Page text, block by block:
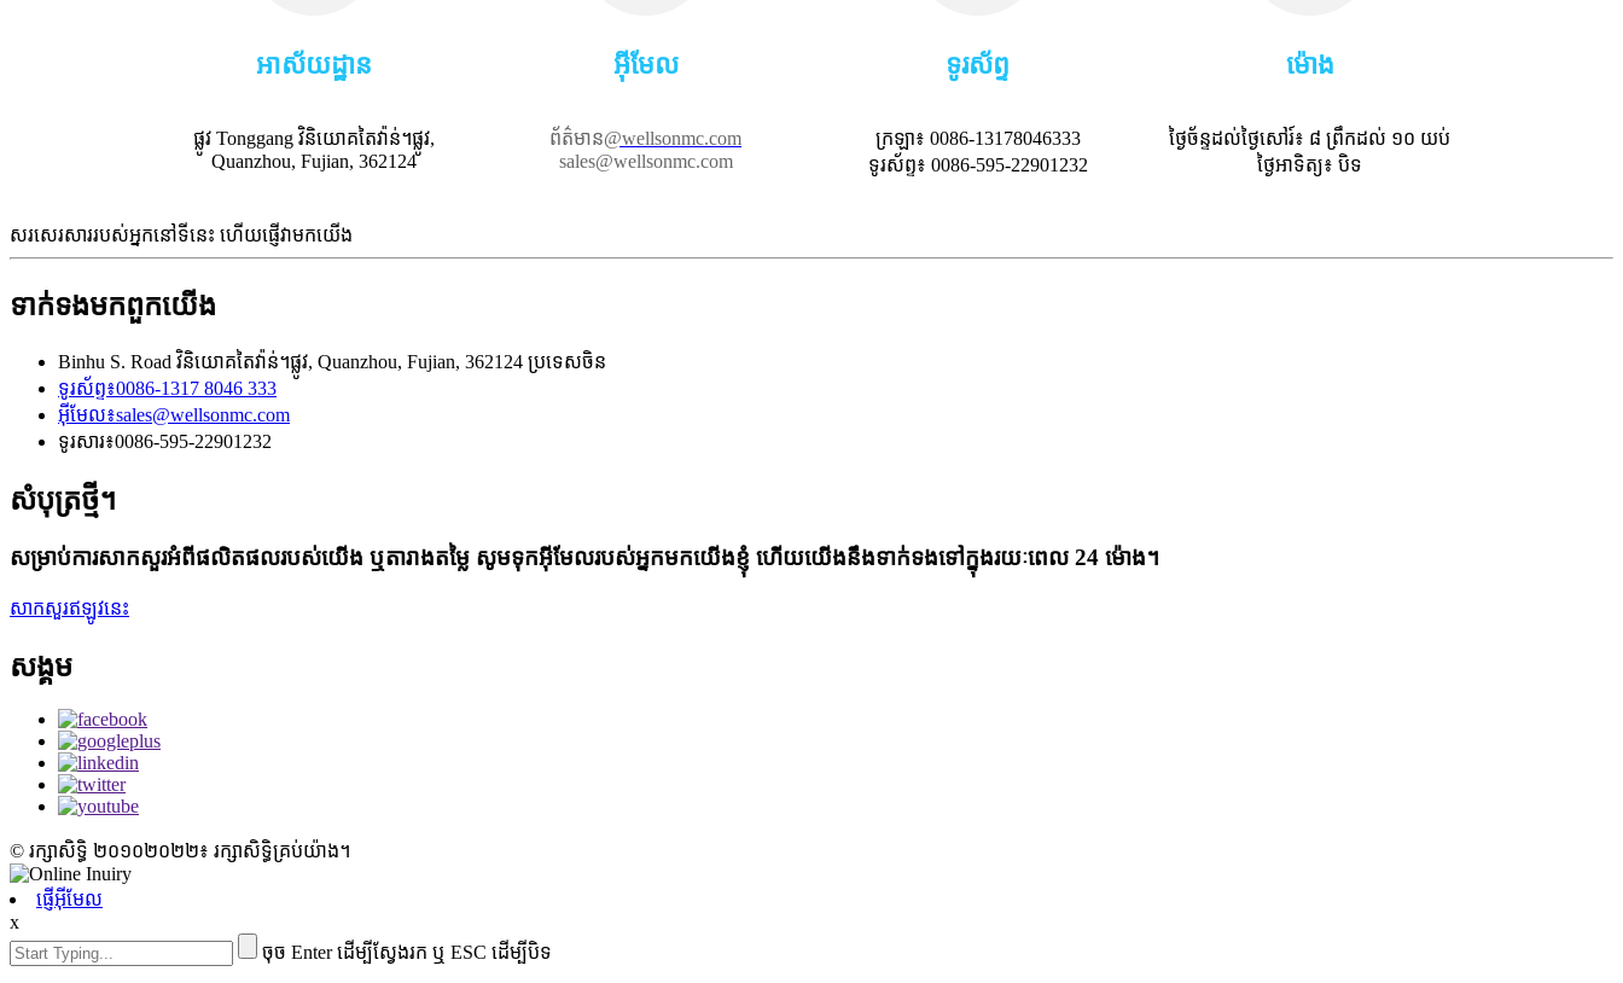
អាស័យដ្ឋាន
ផ្លូវ Tonggang វិនិយោគតៃវ៉ាន់។ផ្លូវ,
Quanzhou, Fujian, 362124
អ៊ីមែល
ព័ត៌មាន@wellsonmc.com
sales@wellsonmc.com
ទូរស័ព្ទ
ក្រឡា៖ 0086-13178046333
ទូរស័ព្ទ៖ 0086-595-22901232
ម៉ោង
ថ្ងៃច័ន្ទដល់ថ្ងៃសៅរ៍៖ ៨ ព្រឹកដល់ ១០ យប់
ថ្ងៃអាទិត្យ៖ បិទ
សរសេរសាររបស់អ្នកនៅទីនេះ ហើយផ្ញើវាមកយើង
ទាក់ទង​មក​ពួក​យើង
Binhu S. Road វិនិយោគតៃវ៉ាន់។ផ្លូវ, Quanzhou, Fujian, 362124 ប្រទេសចិន
ទូរស័ព្ទ៖0086-1317 8046 333
អ៊ីមែល៖sales@wellsonmc.com
ទូរសារ៖0086-595-22901232
សំបុត្រថ្មី។
សម្រាប់ការសាកសួរអំពីផលិតផលរបស់យើង ឬតារាងតម្លៃ សូមទុកអ៊ីមែលរបស់អ្នកមកយើងខ្ញុំ ហើយយើងនឹងទាក់ទងទៅក្នុងរយៈពេល 24 ម៉ោង។
សាកសួរឥឡូវនេះ
សង្គម
© រក្សាសិទ្ធិ ២០១០២០២២៖ រក្សាសិទ្ធិគ្រប់យ៉ាង។
ផ្ញើអ៊ីមែល
x
ចុច Enter ដើម្បីស្វែងរក ឬ ESC ដើម្បីបិទ